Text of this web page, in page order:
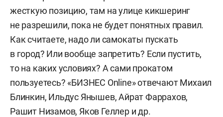
жесткую позицию, там на улице кикшеринг
не разрешили, пока не будет понятных правил.
Как считаете, надо ли самокаты пускать
в город? Или вообще запретить? Если пустить,
то на каких условиях? А сами прокатом
пользуетесь? «БИЗНЕС Online» отвечают Михаил
Блинкин, Ильдус Янышев, Айрат Фаррахов,
Рашит Низамов, Яков Геллер и др.